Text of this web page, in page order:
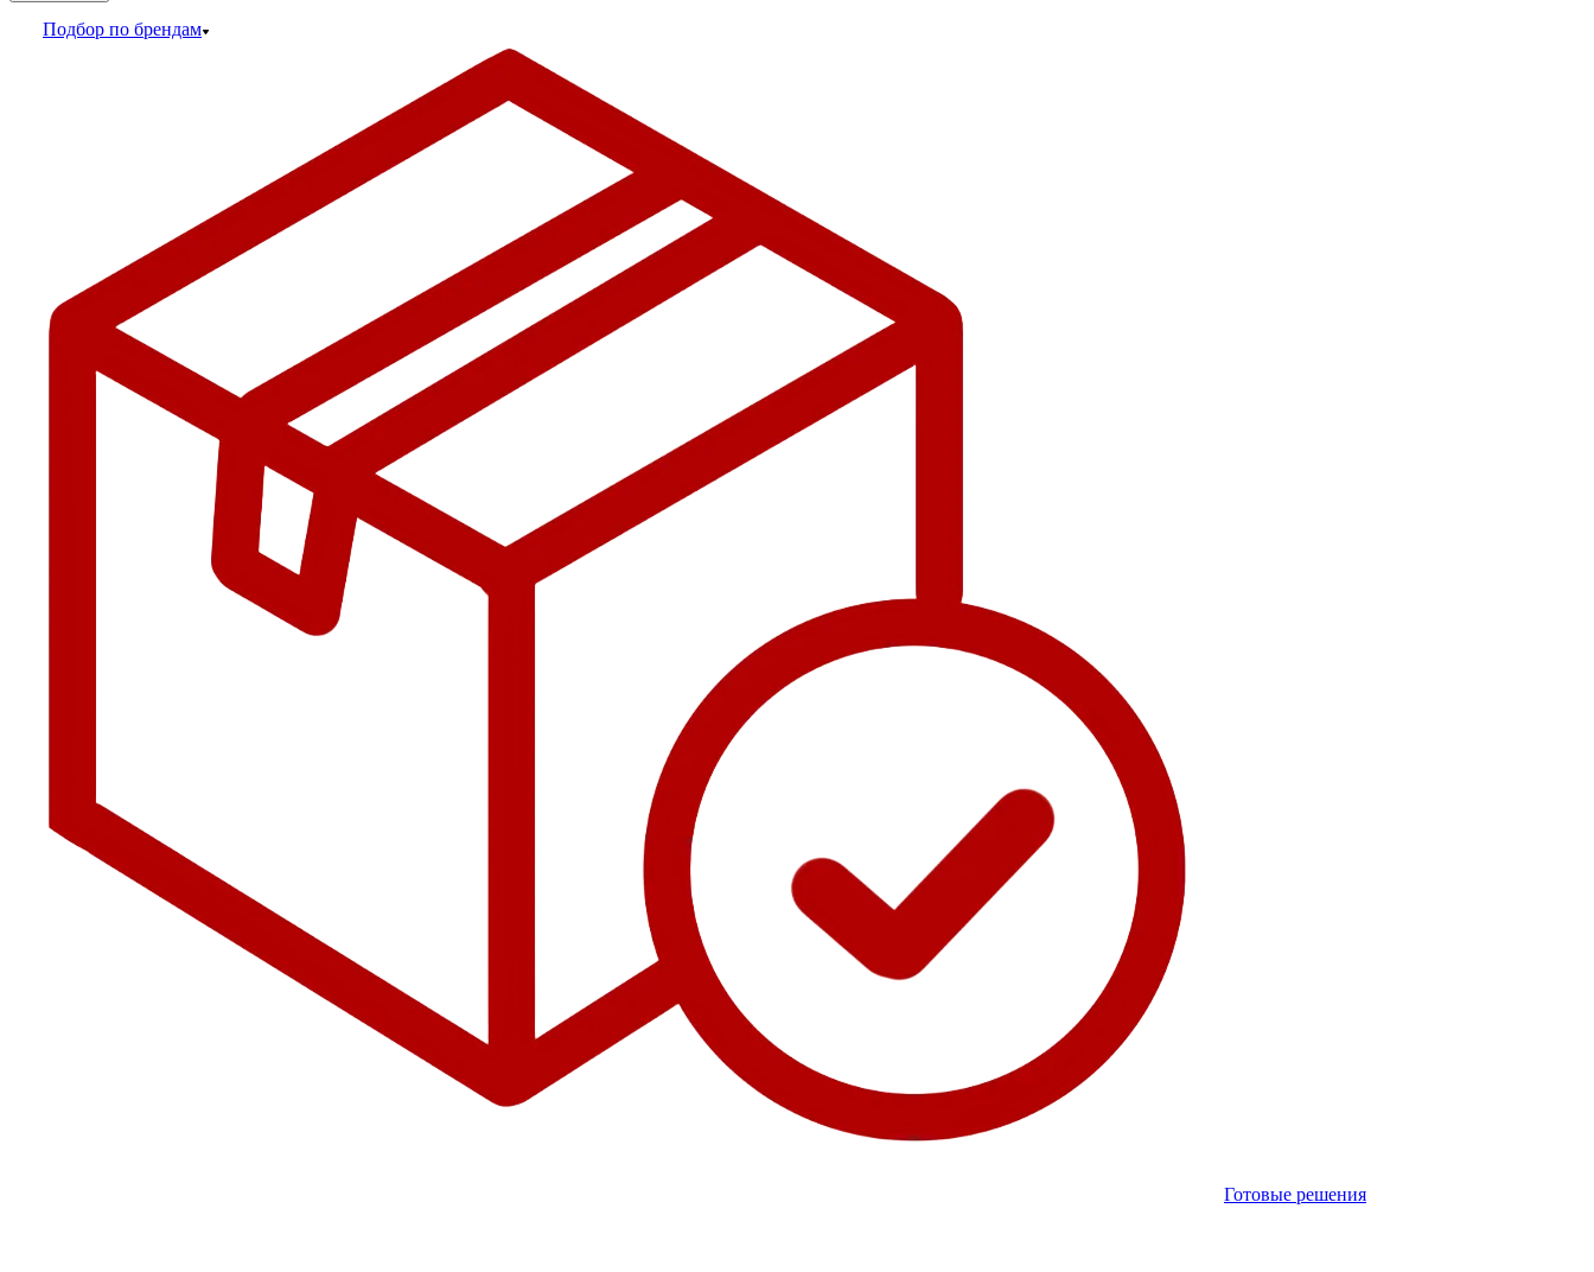
Подбор по брендам
Готовые решения